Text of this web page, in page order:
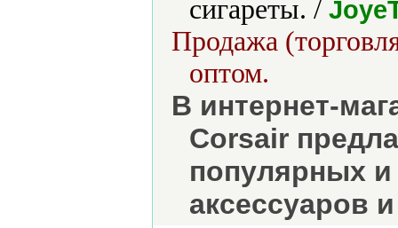
сигареты. /
Продажа
оптом.
В интернет-
Corsair
популярных и
аксессуаров